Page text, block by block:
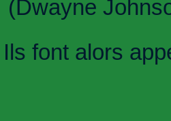
(Dwayne
Ils font alors